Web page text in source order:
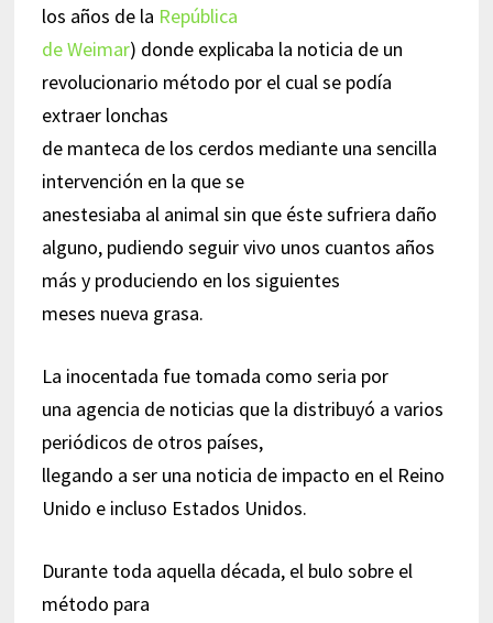
los años de la República
de Weimar) donde explicaba la noticia de un
revolucionario método por el cual se podía
extraer lonchas
de manteca de los cerdos mediante una sencilla
intervención en la que se
anestesiaba al animal sin que éste sufriera daño
alguno, pudiendo seguir vivo unos cuantos años
más y produciendo en los siguientes
meses nueva grasa.
La inocentada fue tomada como seria por
una agencia de noticias que la distribuyó a varios
periódicos de otros países,
llegando a ser una noticia de impacto en el Reino
Unido e incluso Estados Unidos.
Durante toda aquella década, el bulo sobre el
método para